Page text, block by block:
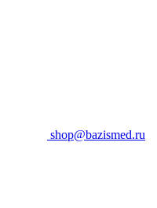
shop@bazismed.ru